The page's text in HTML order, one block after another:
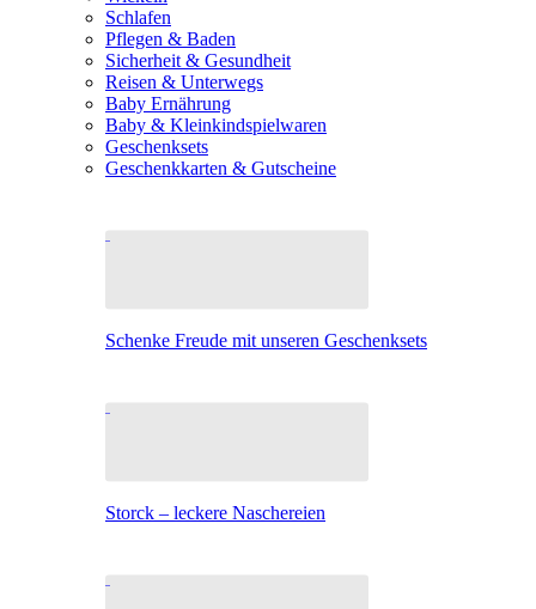
Schlafen
Pflegen & Baden
Sicherheit & Gesundheit
Reisen & Unterwegs
Baby Ernährung
Baby & Kleinkindspielwaren
Geschenksets
Geschenkkarten & Gutscheine
Schenke Freude mit unseren Geschenksets
Storck – leckere Naschereien